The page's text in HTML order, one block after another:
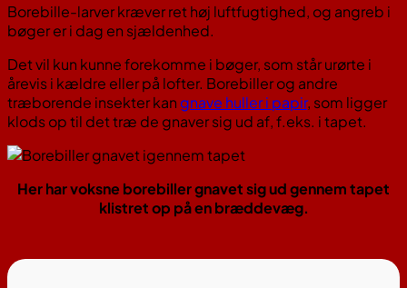
Borebille-larver kræver ret høj luftfugtighed, og angreb i
bøger er i dag en sjældenhed.
Det vil kun kunne forekomme i bøger, som står urørte i
årevis i kældre eller på lofter. Borebiller og andre
træborende insekter kan gnave huller i papir, som ligger
klods op til det træ de gnaver sig ud af, f.eks. i tapet.
Her har voksne borebiller gnavet sig ud gennem tapet
klistret op på en bræddevæg.